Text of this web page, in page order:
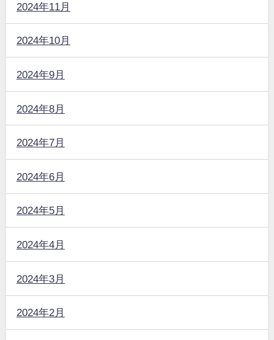
2024年11月
2024年10月
2024年9月
2024年8月
2024年7月
2024年6月
2024年5月
2024年4月
2024年3月
2024年2月